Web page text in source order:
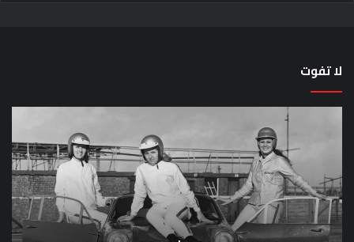
لا تفوت
لماذا
من
المشاركة
في
لومان